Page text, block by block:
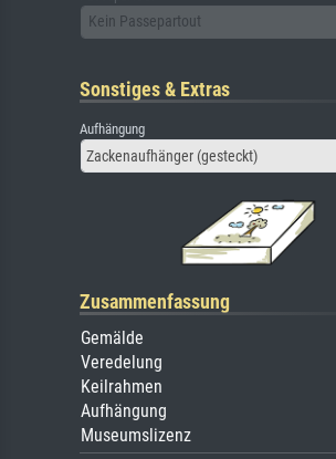
Kein Passepartout
Sonstiges & Extras
Aufhängung
Zackenaufhänger (gesteckt)
Zusammenfassung
Gemälde
Veredelung
Keilrahmen
Aufhängung
Museumslizenz